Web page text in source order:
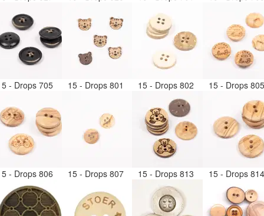
- Drops 705 15 - Drops 801 15 - Drops 802 15 - Drops
- Drops 806 15 - Drops 807 15 - Drops 813 15 - Drops